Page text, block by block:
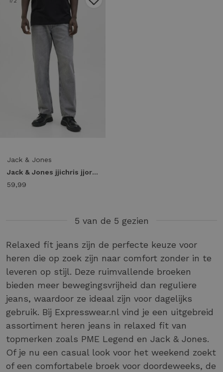
Jack & Jones
Jack & Jones jjichris jjoriginal sbd 020 noos 12209663 Relaxed Fit 3962512 grey denim
59,99
5 van de 5 gezien
Relaxed fit jeans zijn de perfecte keuze voor
heren die op zoek zijn naar comfort zonder in te
leveren op stijl. Deze ruimvallende broeken
bieden meer bewegingsvrijheid dan reguliere
jeans, waardoor ze ideaal zijn voor dagelijks
gebruik. Bij Expresswear.nl vind je een uitgebreid
assortiment heren jeans in relaxed fit van
topmerken zoals PME Legend en Jack & Jones.
Of je nu een casual look voor het weekend zoekt
of een comfortabele broek voor doordeweeks, de